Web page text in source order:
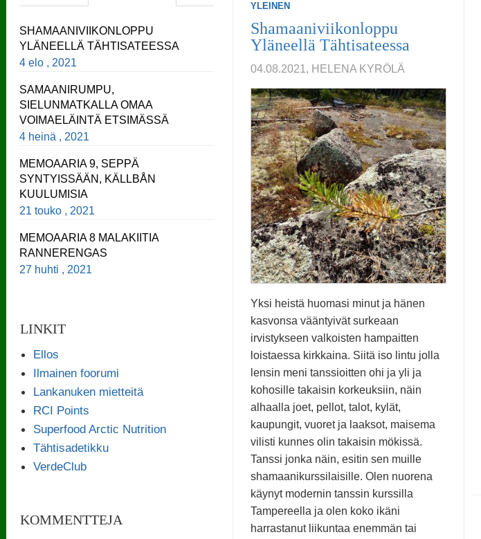
YLEINEN
Shamaaniviikonloppu
Yläneellä Tähtisateessa
04.08.2021, HELENA KYRÖLÄ
Yksi heistä huomasi minut ja hänen
kasvonsa vääntyivät surkeaan
irvistykseen valkoisten hampaitten
loistaessa kirkkaina. Siitä iso lintu jolla
lensin meni tanssioitten ohi ja yli ja
kohosille takaisin korkeuksiin, näin
alhaalla joet, pellot, talot, kylät,
kaupungit, vuoret ja laaksot, maisema
vilisti kunnes olin takaisin mökissä.
Tanssi jonka näin, esitin sen muille
shamaanikurssilaisille. Olen nuorena
käynyt modernin tanssin kurssilla
Tampereella ja olen koko ikäni
harrastanut liikuntaa enemmän tai
SHAMAANIVIIKONLOPPU
YLÄNEELLÄ TÄHTISATEESSA
4 elo , 2021
SAMAANIRUMPU,
SIELUNMATKALLA OMAA
VOIMAELÄINTÄ ETSIMÄSSÄ
4 heinä , 2021
MEMOAARIA 9, SEPPÄ
SYNTYISSÄÄN, KÄLLBÅN
KUULUMISIA
21 touko , 2021
MEMOAARIA 8 MALAKIITIA
RANNERENGAS
27 huhti , 2021
LINKIT
Ellos
Ilmainen foorumi
Lankanuken mietteitä
RCI Points
Superfood Arctic Nutrition
Tähtisadetikku
VerdeClub
KOMMENTTEJA